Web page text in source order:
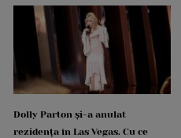
Dolly Parton și-a anulat
rezidența în Las Vegas. Cu ce